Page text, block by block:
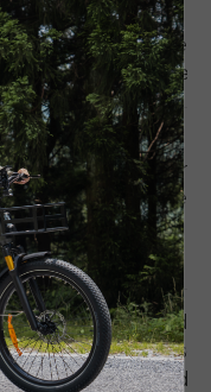
produkter.
€100 refunderes
2. Over 30
dage Returnering
accepteres ikke;
reparation med
vejledning.
Skal tage en
billede for at vise
problemet med